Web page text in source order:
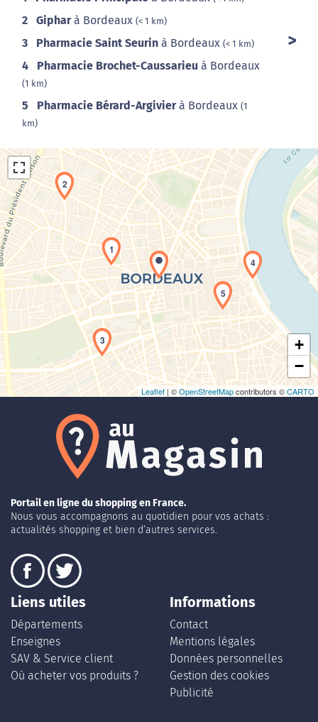
2 Gipharà Bordeaux (< 1 km)
3 Pharmacie Saint Seurin à Bordeaux (< 1 km)
4 Pharmacie Brochet-Caussarieu à Bordeaux
(1 km)
5 Pharmacie Bérard-Argivierà Bordeaux (1
km)
Chargement de la carte en cours...
1
2
3
4
5
+
−
Leaflet | ©OpenStreetMapcontributors ©CARTO
Portail en ligne du shopping en France.
Nous vous accompagnons au quotidien pour vos achats :
actualités shopping et bien d’autres services.
Liens utiles
Départements
Enseignes
SAV & Service client
Où acheter vos produits ?
Informations
Contact
Mentions légales
Données personnelles
Gestion des cookies
Publicité